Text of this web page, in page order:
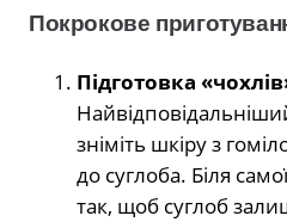
Покрокове
Підготовка
зніміть шкіру з
до суглоба. Біля
так, щоб суглоб